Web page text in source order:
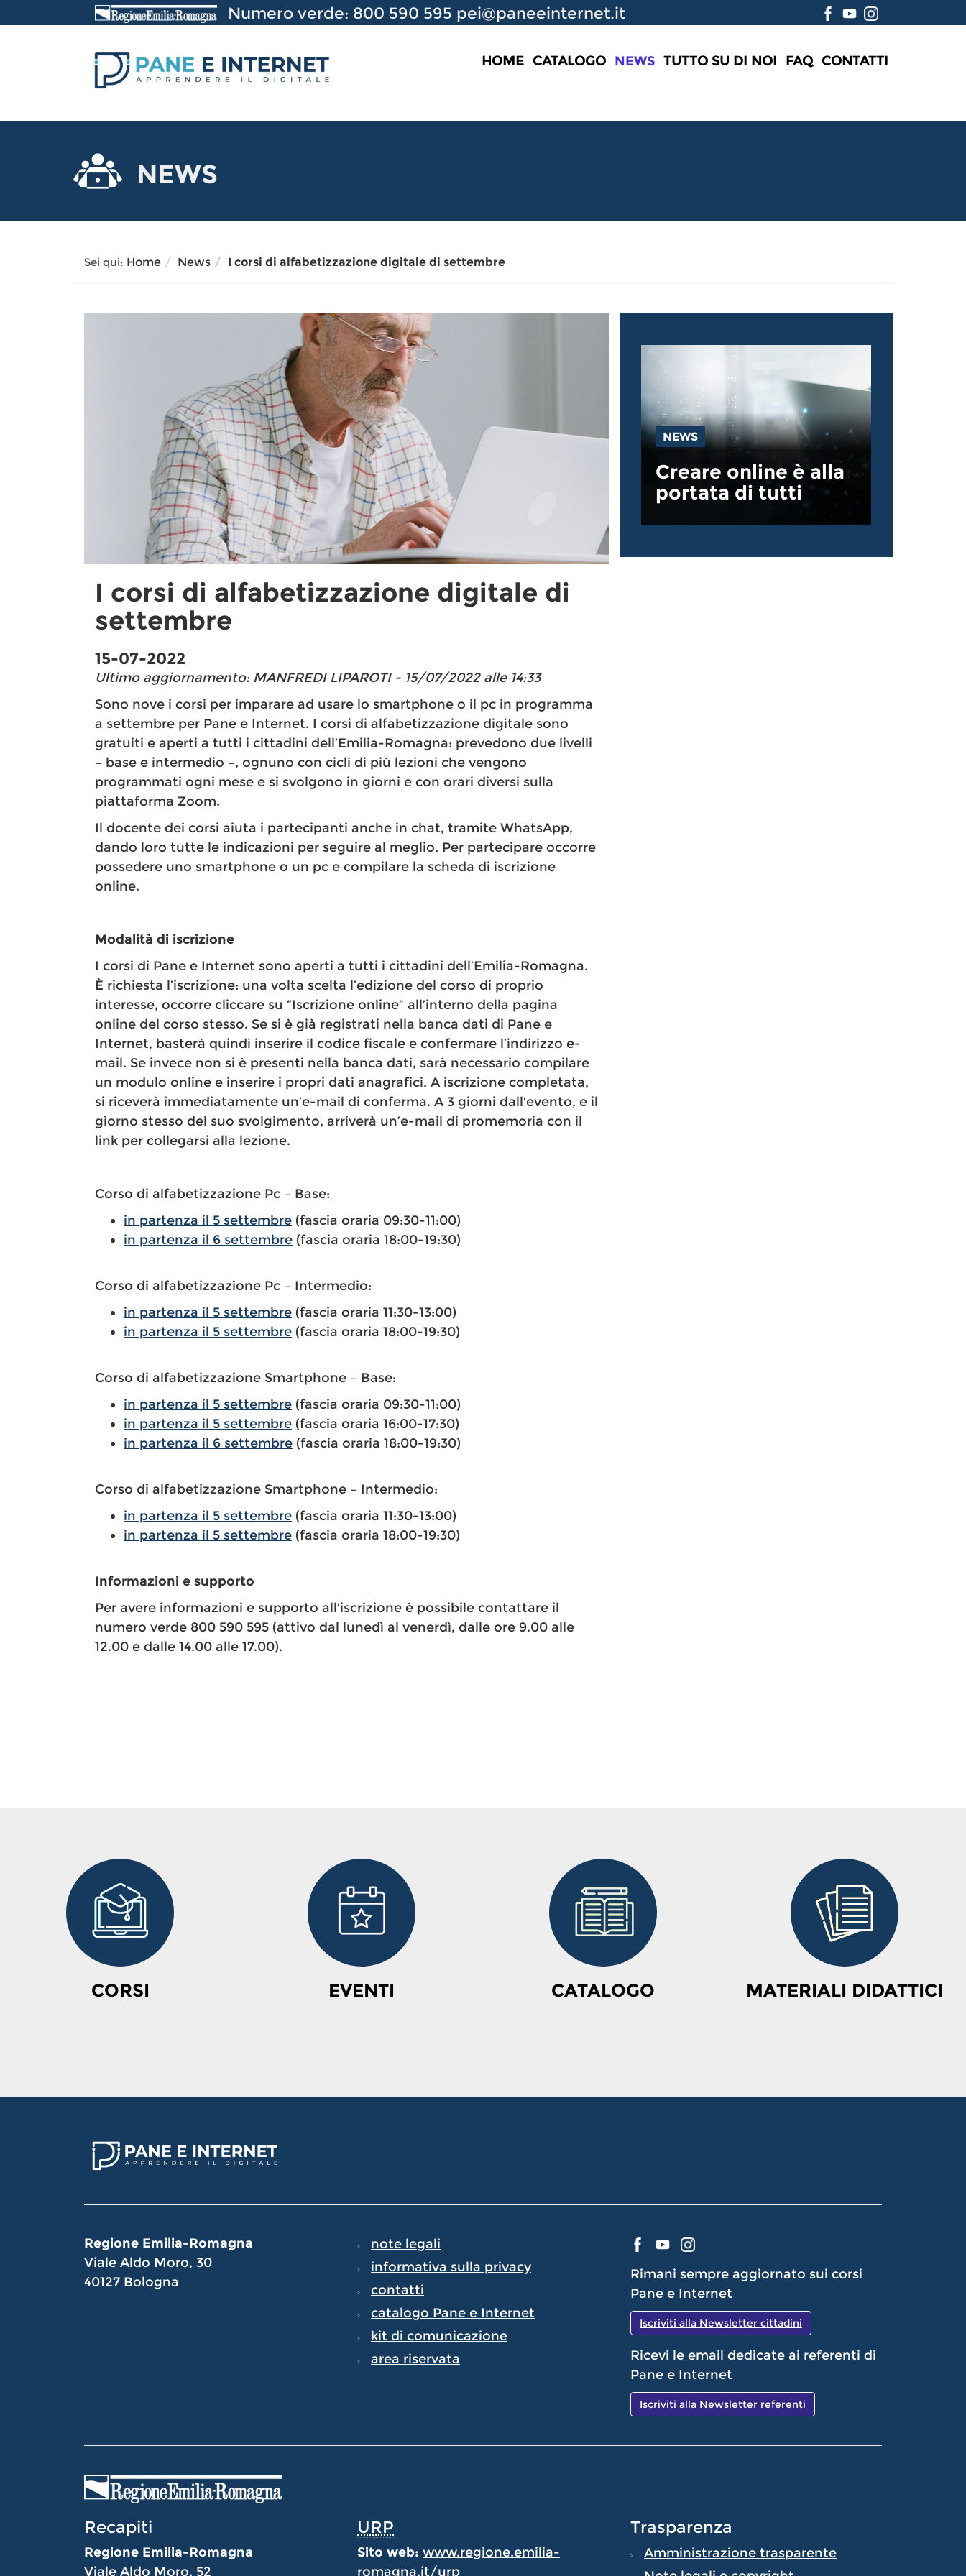
al
Numero verde: 800 590 595 pei@paneeinternet.it
HOME CATALOGO NEWS TUTTO SU DI NOI FAQ CONTATTI
NEWS
Sei qui: Home News I corsi di alfabetizzazione digitale di settembre
I corsi di alfabetizzazione digitale di
settembre
15-07-2022
Ultimo aggiornamento: MANFREDI LIPAROTI - 15/07/2022 alle 14:33
Sono nove i corsi per imparare ad usare lo smartphone o il pc in programma
a settembre per Pane e Internet. I corsi di alfabetizzazione digitale sono
gratuiti e aperti a tutti i cittadini dell’Emilia-Romagna: prevedono due livelli
– base e intermedio –, ognuno con cicli di più lezioni che vengono
programmati ogni mese e si svolgono in giorni e con orari diversi sulla
piattaforma Zoom.
Il docente dei corsi aiuta i partecipanti anche in chat, tramite WhatsApp,
dando loro tutte le indicazioni per seguire al meglio. Per partecipare occorre
possedere uno smartphone o un pc e compilare la scheda di iscrizione
online.
Modalità di iscrizione
I corsi di Pane e Internet sono aperti a tutti i cittadini dell’Emilia-Romagna.
È richiesta l’iscrizione: una volta scelta l’edizione del corso di proprio
interesse, occorre cliccare su “Iscrizione online” all’interno della pagina
online del corso stesso. Se si è già registrati nella banca dati di Pane e
Internet, basterà quindi inserire il codice fiscale e confermare l’indirizzo e-
mail. Se invece non si è presenti nella banca dati, sarà necessario compilare
un modulo online e inserire i propri dati anagrafici. A iscrizione completata,
si riceverà immediatamente un’e-mail di conferma. A 3 giorni dall’evento, e il
giorno stesso del suo svolgimento, arriverà un’e-mail di promemoria con il
link per collegarsi alla lezione.
Corso di alfabetizzazione Pc – Base:
in partenza il 5 settembre (fascia oraria 09:30-11:00)
in partenza il 6 settembre (fascia oraria 18:00-19:30)
Corso di alfabetizzazione Pc – Intermedio:
in partenza il 5 settembre (fascia oraria 11:30-13:00)
in partenza il 5 settembre (fascia oraria 18:00-19:30)
Corso di alfabetizzazione Smartphone – Base:
in partenza il 5 settembre (fascia oraria 09:30-11:00)
in partenza il 5 settembre (fascia oraria 16:00-17:30)
in partenza il 6 settembre (fascia oraria 18:00-19:30)
Corso di alfabetizzazione Smartphone – Intermedio:
in partenza il 5 settembre (fascia oraria 11:30-13:00)
in partenza il 5 settembre (fascia oraria 18:00-19:30)
Informazioni e supporto
Per avere informazioni e supporto all’iscrizione è possibile contattare il
numero verde 800 590 595 (attivo dal lunedì al venerdì, dalle ore 9.00 alle
12.00 e dalle 14.00 alle 17.00).
NEWS
Creare online è alla
portata di tutti
CORSI EVENTI CATALOGO MATERIALI DIDATTICI
Regione Emilia-Romagna
Viale Aldo Moro, 30
40127 Bologna
note legali
informativa sulla privacy
contatti
catalogo Pane e Internet
kit di comunicazione
area riservata
Rimani sempre aggiornato sui corsi
Pane e Internet
Iscriviti alla Newsletter cittadini
Ricevi le email dedicate ai referenti di
Pane e Internet
Iscriviti alla Newsletter referenti
Recapiti
Regione Emilia-Romagna
Viale Aldo Moro, 52
URP
Sito web: www.regione.emilia-
romagna.it/urp
Trasparenza
Amministrazione trasparente